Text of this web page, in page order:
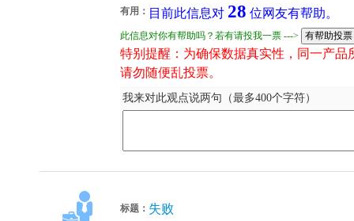
有用： 目前此信息对 28 位网友有帮助。
此信息对你有帮助吗？若有请投我一票 --->
特别提醒：为确保数据真实性，同一产
请勿随便乱投票。
我来对此观点说两句（最多400个字符）
标题： 失败